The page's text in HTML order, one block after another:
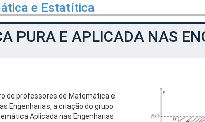
e Estatítica
PURA E APLICADA NAS
de professores de Matemática e
Engenharias, a criação do grupo
Aplicada nas Engenharias